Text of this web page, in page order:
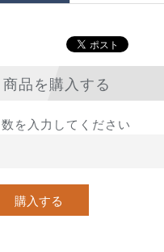
商品を購入する
を入力してください